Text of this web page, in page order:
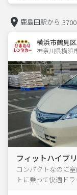
鹿島田駅から
横浜市鶴見
神奈川県横浜
フィットハイブ
コンパクトなのに
トに乗って快適ドラ